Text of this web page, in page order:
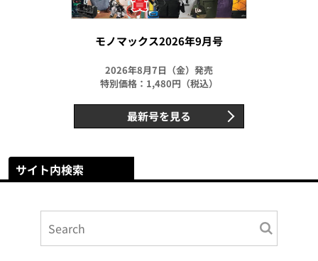
モノマックス2026年9月号
2026年8月7日（金）発売
特別価格：1,480円（税込）
最新号を見る
サイト内検索